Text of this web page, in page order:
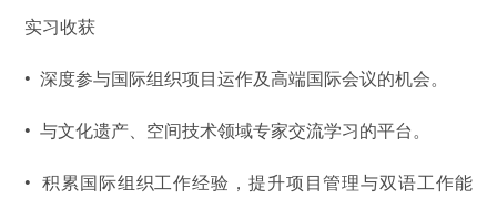
实习收获
•深度参与国际组织项目运作及高端国际会议的机会。
•与文化遗产、空间技术领域专家交流学习的平台。
•积累国际组织工作经验，提升项目管理与双语工作能